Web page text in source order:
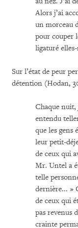
Alors j’ai
un morceau
pour couper
ligaturé
Sur l’état de peur
détention (Hodan,
Chaque nuit,
entendu
que les gens
leur petit-
de ceux qui
Mr. Untel a
telle
dernière... »
de ceux qui
pas revenus
crainte